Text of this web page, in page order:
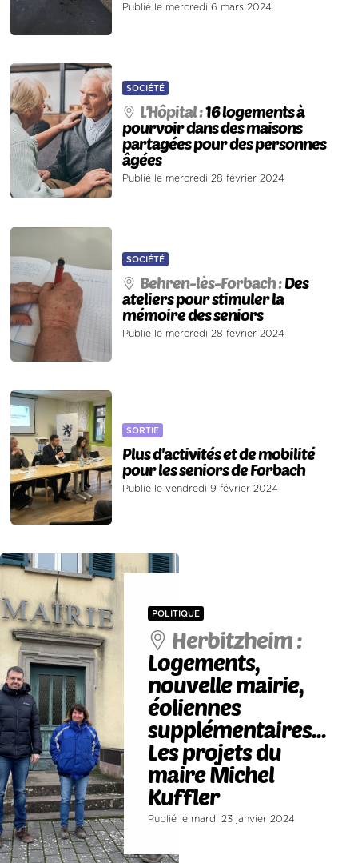
Publié le mercredi 6 mars 2024
SOCIÉTÉ
L'Hôpital :16 logements à
pourvoir dans des maisons
partagées pour des personnes
âgées
Publié le mercredi 28 février 2024
SOCIÉTÉ
Behren-lès-Forbach :Des
ateliers pour stimuler la
mémoire des seniors
Publié le mercredi 28 février 2024
SORTIE
Plus d'activités et de mobilité
pour les seniors de Forbach
Publié le vendredi 9 février 2024
POLITIQUE
Herbitzheim :
Logements,
nouvelle mairie,
éoliennes
supplémentaires...
Les projets du
maire Michel
Kuffler
Publié le mardi 23 janvier 2024